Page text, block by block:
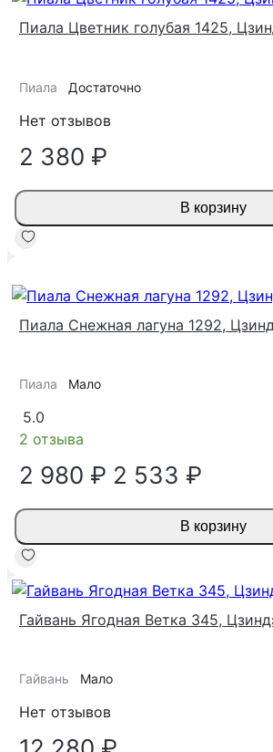
Пиала Цветник голубая 1425,
Пиала Достаточно
Нет отзывов
2 380 ₽
В корзину
Пиала Снежная лагуна 1292,
Пиала Мало
5.0
2 отзыва
2 980 ₽ 2 533 ₽
В корзину
Гайвань Ягодная Ветка 345,
Гайвань Мало
Нет отзывов